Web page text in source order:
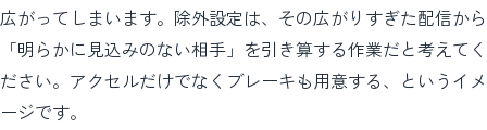
広がってしまいます。除外設定は、その広がりすぎた配信から
「明らかに見込みのない相手」を引き算する作業だと考えてく
ださい。アクセルだけでなくブレーキも用意する、というイメ
ージです。